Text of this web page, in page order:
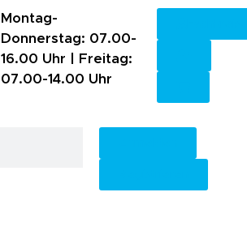
Montag-
Donnerstag: 07.00-
16.00 Uhr |
Freitag:
07.00-14.00 Uhr